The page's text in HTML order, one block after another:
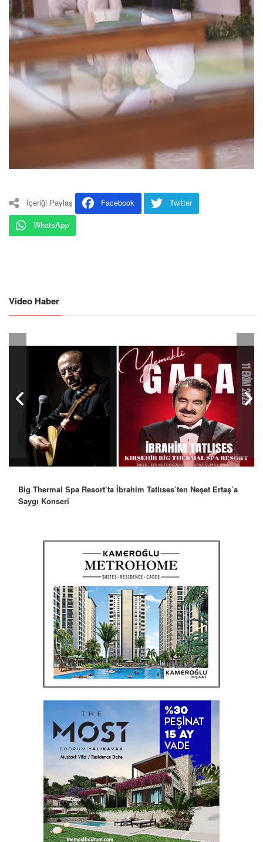
İçeriği Paylaş Facebook
Twitter
WhatsApp
Video Haber
Big Thermal Spa Resort’ta İbrahim Tatlıses’ten Neşet Ertaş’a
Saygı Konseri